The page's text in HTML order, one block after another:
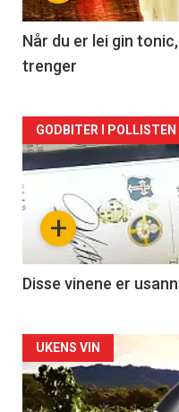
2
Når du er lei gin
trenger
Forsiden
akkurat
nå
3
+
GODBITER I POLLISTEN
Disse vinene er
Forsiden
akkurat
UKENS VIN